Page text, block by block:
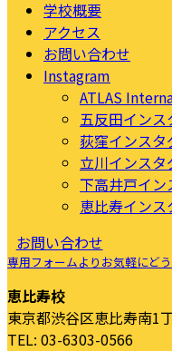
学校概要
アクセス
お問い合わせ
Instagram
ATLAS
五反田インス
荻窪インスタ
立川インスタ
下高井戸イン
恵比寿インス
お問い合わせ
専用フォームよりお気軽にど
恵比寿校
東京都渋谷区恵比寿南1
TEL: 03-6303-0566